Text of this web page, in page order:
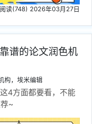
阅读(748) 2026年03月27日
谱的论文润色机
构，埃米编辑
4方面都要看，不能
~